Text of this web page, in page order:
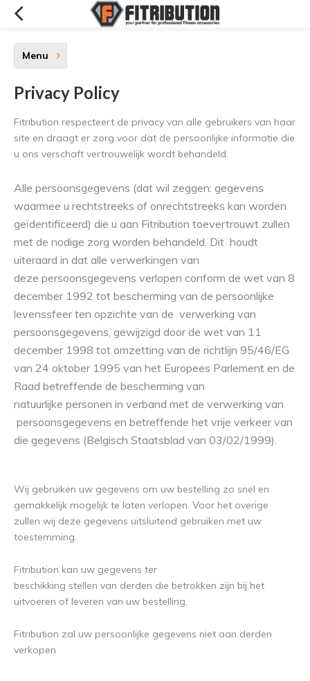
Menu
Privacy Policy
Fitribution respecteert de privacy van alle gebruikers van haar
site en draagt er zorg voor dat de persoonlijke informatie die
u ons verschaft vertrouwelijk wordt behandeld.
Alle persoonsgegevens (dat wil zeggen: gegevens
waarmee u rechtstreeks of onrechtstreeks kan worden
geïdentificeerd) die u aan Fitribution toevertrouwt zullen
met de nodige zorg worden behandeld. Dit houdt
uiteraard in dat alle verwerkingen van
deze persoonsgegevens verlopen conform de wet van 8
december 1992 tot bescherming van de persoonlijke
levenssfeer ten opzichte van de verwerking van
persoonsgegevens, gewijzigd door de wet van 11
december 1998 tot omzetting van de richtlijn 95/46/EG
van 24 oktober 1995 van het Europees Parlement en de
Raad betreffende de bescherming van
natuurlijke personen in verband met de verwerking van
persoonsgegevens en betreffende het vrije verkeer van
die gegevens (Belgisch Staatsblad van 03/02/1999).
Wij gebruiken uw gegevens om uw bestelling zo snel en
gemakkelijk mogelijk te laten verlopen. Voor het overige
zullen wij deze gegevens uitsluitend gebruiken met uw
toestemming.
Fitribution kan uw gegevens ter
beschikking stellen van derden die betrokken zijn bij het
uitvoeren of leveren van uw bestelling.
Fitribution zal uw persoonlijke gegevens niet aan derden
verkopen